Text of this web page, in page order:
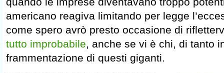
americano reagiva limitando per legge
come spero avrò presto occasione di
tutto improbabile, anche se vi è chi, di tanto
frammentazione di questi giganti.